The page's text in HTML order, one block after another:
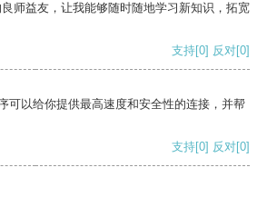
师益友，让我能够随时随地学习新知识，拓宽
支持[0] 反对[0]
可以给你提供最高速度和安全性的连接，并帮
支持[0] 反对[0]